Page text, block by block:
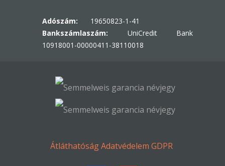
Adószám: 19650823-1-41
Bankszámlaszám: UniCredit Bank
10918001-00000411-38110018
ÁtláthatóságAdatvédelem GDPR